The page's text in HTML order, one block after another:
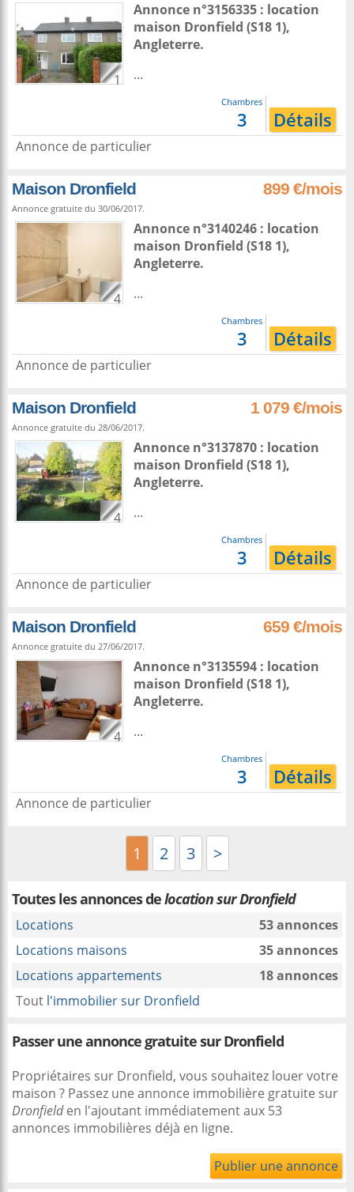
1
Annonce n°3156335 : location
maison Dronfield (S18 1),
Angleterre.
...
Chambres
3 Détails
Annonce de particulier
Maison Dronfield 899 €/mois
Annonce gratuite du 30/06/2017.
4
Annonce n°3140246 : location
maison Dronfield (S18 1),
Angleterre.
...
Chambres
3 Détails
Annonce de particulier
Maison Dronfield 1 079 €/mois
Annonce gratuite du 28/06/2017.
4
Annonce n°3137870 : location
maison Dronfield (S18 1),
Angleterre.
...
Chambres
3 Détails
Annonce de particulier
Maison Dronfield 659 €/mois
Annonce gratuite du 27/06/2017.
4
Annonce n°3135594 : location
maison Dronfield (S18 1),
Angleterre.
...
Chambres
3 Détails
Annonce de particulier
1 2 3 >
Toutes les annonces delocation sur Dronfield
Locations
53 annonces
Locations maisons
35 annonces
Locations appartements
18 annonces
Tout l'immobilier sur Dronfield
Passer une annonce gratuite sur Dronfield
Propriétaires sur Dronfield, vous souhaitez louer votre
maison ? Passez une annonce immobilière gratuite sur
Dronfielden l'ajoutant immédiatement aux 53
annonces immobilières déjà en ligne.
Publier une annonce